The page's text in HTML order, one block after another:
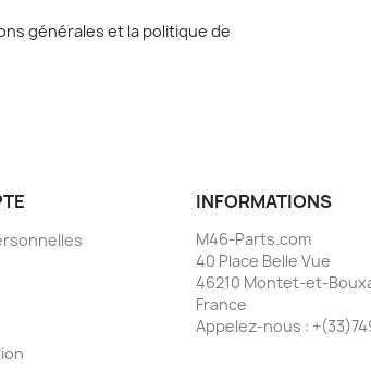
générales et la politique de
INFORMATIONS
M46-Parts.com
40 Place Belle Vue
46210 Montet-et-
France
Appelez-nous :